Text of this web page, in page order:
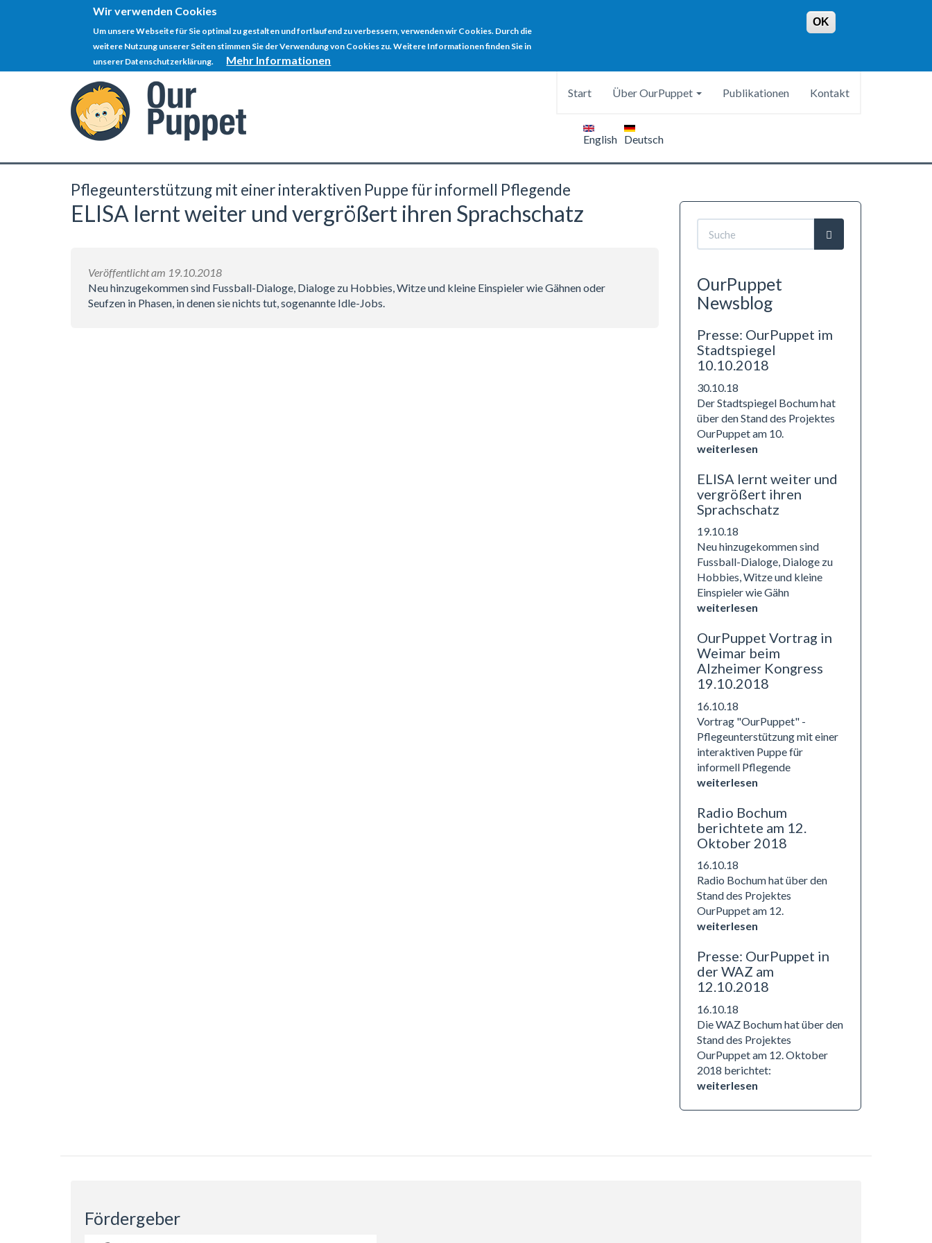
Wir verwenden Cookies
Um unsere Webseite für Sie optimal zu gestalten und fortlaufend zu verbessern, verwenden wir Cookies. Durch die
weitere Nutzung unserer Seiten stimmen Sie der Verwendung von Cookies zu. Weitere Informationen finden Sie in
unserer Datenschutzerklärung.
Mehr Informationen
OK
Start Über OurPuppet Publikationen Kontakt
English Deutsch
Pflegeunterstützung mit einer interaktiven Puppe für informell Pflegende
ELISA lernt weiter und vergrößert ihren Sprachschatz
Veröffentlicht am 19.10.2018
Neu hinzugekommen sind Fussball-Dialoge, Dialoge zu Hobbies, Witze und kleine Einspieler wie Gähnen oder
Seufzen in Phasen, in denen sie nichts tut, sogenannte Idle-Jobs.
Suchformular
OurPuppet
Newsblog
Presse: OurPuppet im
Stadtspiegel
10.10.2018
30.10.18
Der Stadtspiegel Bochum hat
über den Stand des Projektes
OurPuppet am 10.
weiterlesen
ELISA lernt weiter und
vergrößert ihren
Sprachschatz
19.10.18
Neu hinzugekommen sind
Fussball-Dialoge, Dialoge zu
Hobbies, Witze und kleine
Einspieler wie Gähn
weiterlesen
OurPuppet Vortrag in
Weimar beim
Alzheimer Kongress
19.10.2018
16.10.18
Vortrag "OurPuppet" -
Pflegeunterstützung mit einer
interaktiven Puppe für
informell Pflegende
weiterlesen
Radio Bochum
berichtete am 12.
Oktober 2018
16.10.18
Radio Bochum hat über den
Stand des Projektes
OurPuppet am 12.
weiterlesen
Presse: OurPuppet in
der WAZ am
12.10.2018
16.10.18
Die WAZ Bochum hat über den
Stand des Projektes
OurPuppet am 12. Oktober
2018 berichtet:
weiterlesen
Fördergeber